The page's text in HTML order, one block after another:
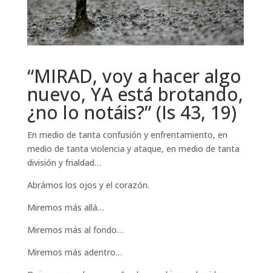
“MIRAD, voy a hacer algo
nuevo, YA está brotando,
¿no lo notáis?” (Is 43, 19)
En medio de tanta confusión y enfrentamiento, en
medio de tanta violencia y ataque, en medio de tanta
división y frialdad…
Abrámos los ojos y el corazón.
Miremos más allá…
Miremos más al fondo…
Miremos más adentro…